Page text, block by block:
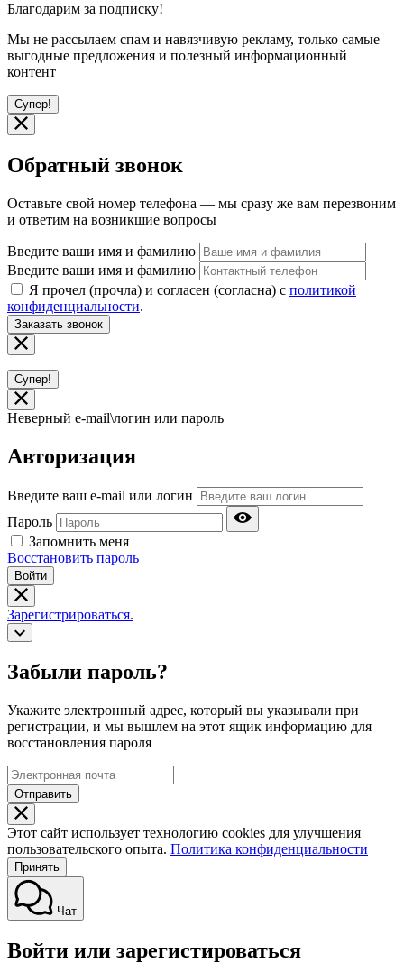
Благодарим за подписку!
Мы не рассылаем спам и навязчивую рекламу, только самые
выгодные предложения и полезный информационный
контент
Супер!
Обратный звонок
Оставьте свой номер телефона — мы сразу же вам перезвоним
и ответим на возникшие вопросы
Введите ваши имя и фамилию
Введите ваши имя и фамилию
Я прочел (прочла) и согласен (согласна) с политикой
конфиденциальности.
Заказать звонок
Супер!
Неверный e-mail\логин или пароль
Авторизация
Введите ваш e-mail или логин
Пароль
Запомнить меня
Восстановить пароль
Войти
Зарегистрироваться.
Забыли пароль?
Укажите электронный адрес, который вы указывали при
регистрации, и мы вышлем на этот ящик информацию для
восстановления пароля
Отправить
Этот сайт использует технологию cookies для улучшения
пользовательского опыта. Политика конфиденциальности
Принять
Чат
Войти или зарегистироваться